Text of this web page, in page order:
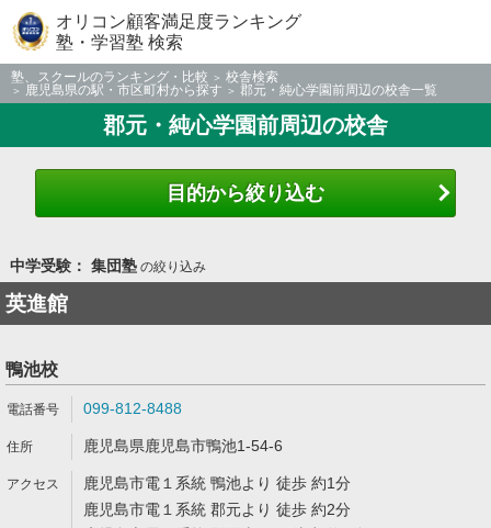
オリコン顧客満足度ランキング
塾・学習塾 検索
塾、スクールのランキング・比較
校舎検索
鹿児島県の駅・市区町村から探す
郡元・純心学園前周辺の校舎一覧
郡元・純心学園前周辺の校舎
目的から絞り込む
中学受験： 集団塾の絞り込み
英進館
鴨池校
099-812-8488
鹿児島県鹿児島市鴨池1-54-6
鹿児島市電１系統 鴨池より 徒歩 約1分
鹿児島市電１系統 郡元より 徒歩 約2分